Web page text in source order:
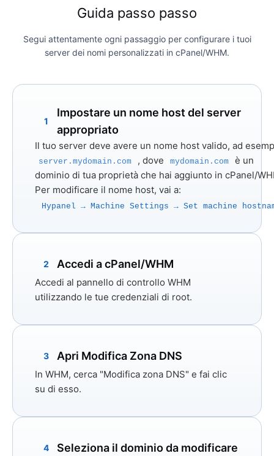
Guida passo passo
Segui attentamente ogni passaggio per configurare i tuoi
server dei nomi personalizzati in cPanel/WHM.
1
Impostare un nome host del server
appropriato
Il tuo server deve avere un nome host valido, ad
server.mydomain.com , dove mydomain.com
è un
dominio di tua proprietà che hai aggiunto in cPanel/
Per modificare il nome host, vai a:
Hypanel → Machine Settings → Set machine
2 Accedi a cPanel/WHM
Accedi al pannello di controllo WHM
utilizzando le tue credenziali di root.
3 Apri Modifica Zona DNS
In WHM, cerca "Modifica zona DNS" e fai clic
su di esso.
4 Seleziona il dominio da modificare